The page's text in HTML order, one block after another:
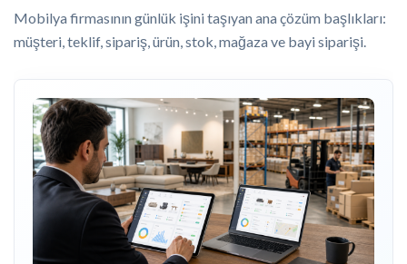
Mobilya firmasının günlük işini taşıyan ana çözüm başlıkları:
müşteri, teklif, sipariş, ürün, stok, mağaza ve bayi siparişi.